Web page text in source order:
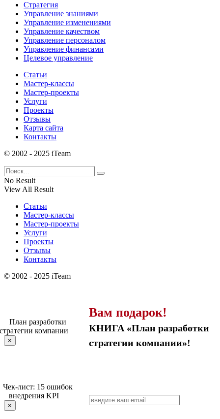
Стратегия
Управление знаниями
Управление изменениями
Управление качеством
Управление персоналом
Управление финансами
Целевое управление
Статьи
Мастер-классы
Мастер-проекты
Услуги
Проекты
Отзывы
Карта сайта
Контакты
© 2002 - 2025 iTeam
No Result
View All Result
Статьи
Мастер-классы
Мастер-проекты
Услуги
Проекты
Отзывы
Контакты
© 2002 - 2025 iTeam
Вам подарок!
КНИГА «План разработки
стратегии компании»!
×
×